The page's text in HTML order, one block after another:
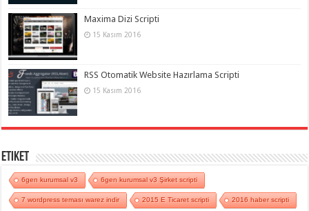
Maxima Dizi Scripti
15 Kasım 2016
RSS Otomatik Website Hazırlama Scripti
15 Kasım 2016
Etiket
6gen kurumsal v3 6gen kurumsal v3 Şirket scripti
7 wordpress teması warez indir 2015 E Ticaret scripti 2016 haber scripti